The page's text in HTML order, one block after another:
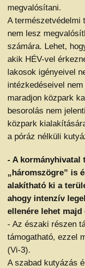
megvalósítani.
A természetvédelmi
nem lesz
számára. Lehet,
akik HÉV-vel
lakosok igényeivel
intézkedéseivel
maradjon közpark
besorolás nem
közpark
a póráz nélküli
- A kormányhivatal
„háromszögre” is
alakítható ki a
ahogy intenzív
ellenére lehet
- Az északi részen
támogatható, ezzel
(Vi-3).
A szabad kutyázás